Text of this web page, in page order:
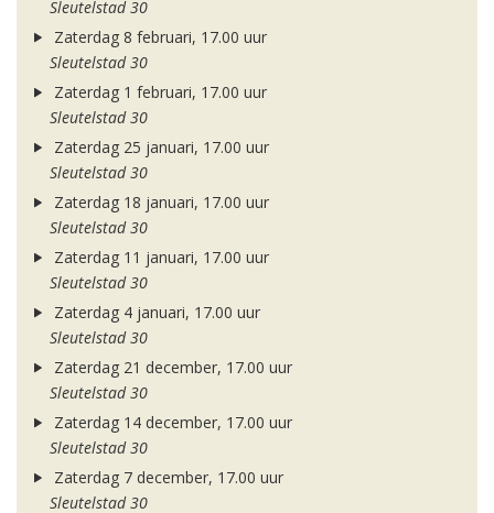
Sleutelstad 30
Zaterdag 8 februari, 17.00 uur
Sleutelstad 30
Zaterdag 1 februari, 17.00 uur
Sleutelstad 30
Zaterdag 25 januari, 17.00 uur
Sleutelstad 30
Zaterdag 18 januari, 17.00 uur
Sleutelstad 30
Zaterdag 11 januari, 17.00 uur
Sleutelstad 30
Zaterdag 4 januari, 17.00 uur
Sleutelstad 30
Zaterdag 21 december, 17.00 uur
Sleutelstad 30
Zaterdag 14 december, 17.00 uur
Sleutelstad 30
Zaterdag 7 december, 17.00 uur
Sleutelstad 30